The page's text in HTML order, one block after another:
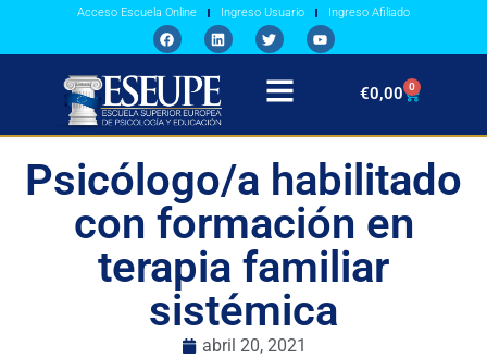
Acceso Escuela Online Ingreso Usuario Ingreso Afiliado
€0,00 0
Psicólogo/a habilitado
con formación en
terapia familiar
sistémica
abril 20, 2021